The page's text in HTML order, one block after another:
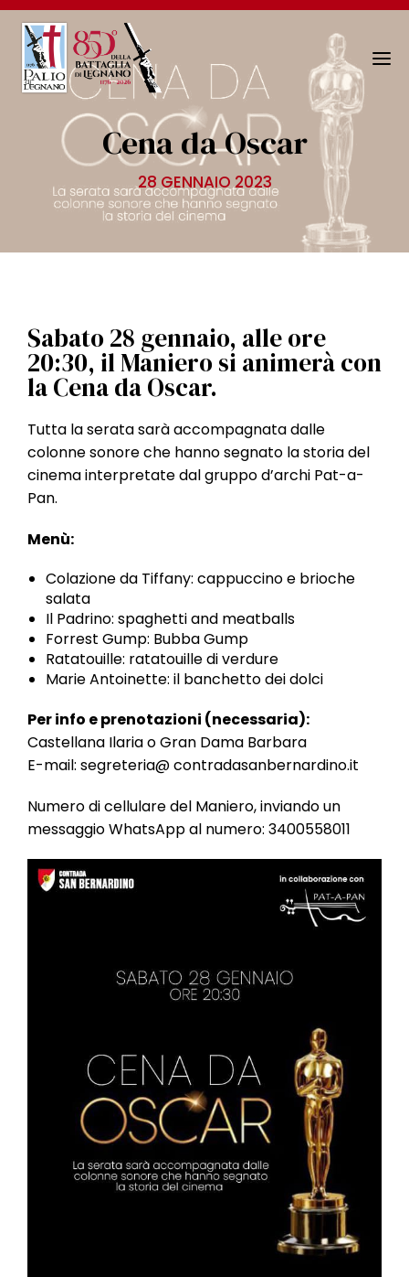
N
o
Cena da Oscar
28 GENNAIO 2023
Sabato 28 gennaio, alle ore
20:30, il Maniero si animerà con
la Cena da Oscar.
Tutta la serata sarà accompagnata dalle
colonne sonore che hanno segnato la storia del
cinema interpretate dal gruppo d’archi Pat-a-
Pan.
Menù:
Colazione da Tiffany: cappuccino e brioche
salata
Il Padrino: spaghetti and meatballs
Forrest Gump: Bubba Gump
Ratatouille: ratatouille di verdure
Marie Antoinette: il banchetto dei dolci
Per info e prenotazioni (necessaria):
Castellana Ilaria o Gran Dama Barbara
E-mail: segreteria@ contradasanbernardino.it
Numero di cellulare del Maniero, inviando un
messaggio WhatsApp al numero: 3400558011